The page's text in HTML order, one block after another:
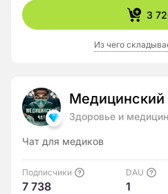
3
Из чего
Медицинский
Здоровье и
Чат для медиков
Подписчики
7 738
DAU
1